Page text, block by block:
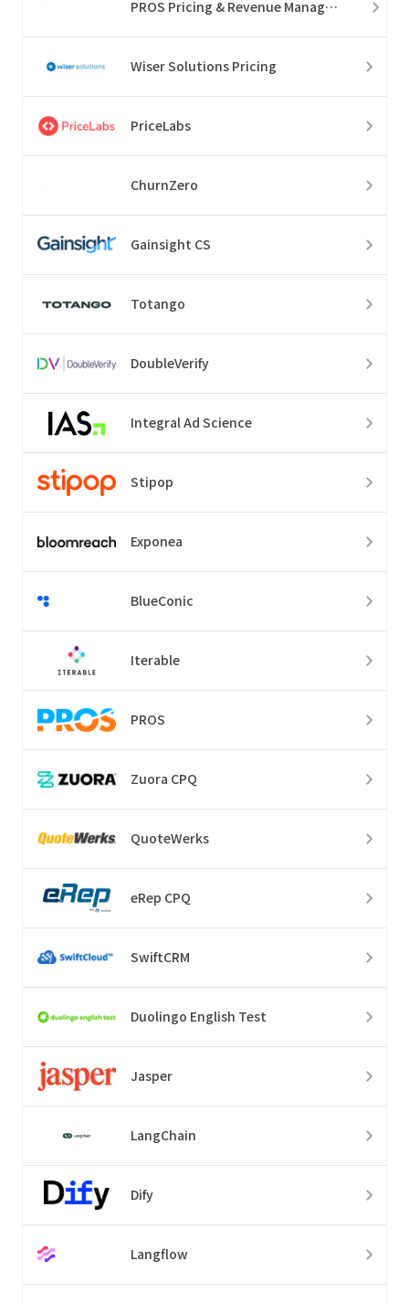
PROS Pricing & Revenue Management
Wiser Solutions Pricing
PriceLabs
ChurnZero
Gainsight CS
Totango
DoubleVerify
Integral Ad Science
Stipop
Exponea
BlueConic
Iterable
PROS
Zuora CPQ
QuoteWerks
eRep CPQ
SwiftCRM
Duolingo English Test
Jasper
LangChain
Dify
Langflow